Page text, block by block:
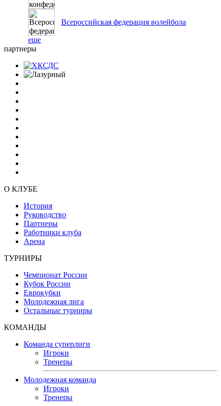
Всероссийская федерация волейбола
еще
партнеры
О КЛУБЕ
История
Руководство
Партнеры
Работники клуба
Арена
ТУРНИРЫ
Чемпионат России
Кубок России
Еврокубки
Молодежная лига
Остальные турниры
КОМАНДЫ
Команда суперлиги
Игроки
Тренеры
Молодежная команда
Игроки
Тренеры